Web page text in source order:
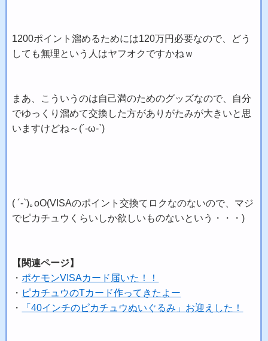
1200ポイント溜めるためには120万円必要なので、どう
しても無理という人はヤフオクですかねｗ
まあ、こういうのは自己満のためのグッズなので、自分
でゆっくり溜めて交換した方がありがたみが大きいと思
いますけどね～(´-ω-`)
( ´-`)｡oO(VISAのポイント交換てロクなのないので、マジ
でピカチュウくらいしか欲しいものないという・・・)
【関連ページ】
・ ポケモンVISAカード届いた！！
・ ピカチュウのTカード作ってきたよー
・
「40インチのピカチュウぬいぐるみ」お迎えした！